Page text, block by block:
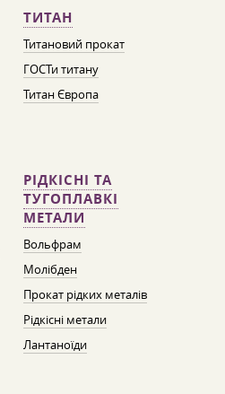
ТИТАН
Титановий прокат
ГОСТи титану
Титан Європа
РІДКІСНІ ТА
ТУГОПЛАВКІ
МЕТАЛИ
Вольфрам
Молібден
Прокат рідких металів
Рідкісні метали
Лантаноїди